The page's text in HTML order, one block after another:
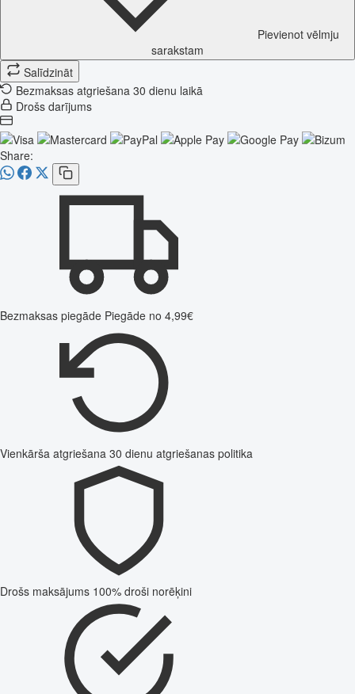
Pievienot vēlmju
sarakstam
Salīdzināt
Bezmaksas atgriešana 30 dienu laikā
Drošs darījums
Share:
Bezmaksas piegāde Piegāde no 4,99€
Vienkārša atgriešana 30 dienu atgriešanas politika
Drošs maksājums 100% droši norēķini